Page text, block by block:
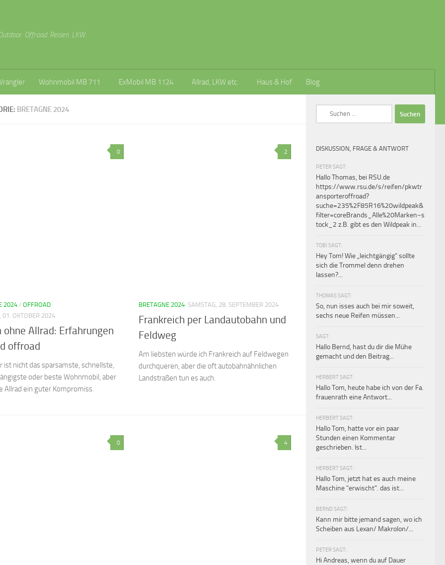
Offroad. Reisen. LKW.
Wohnmobil MB 711 ExMobil MB 1124 Allrad, LKW etc. Haus & Hof Blog
BRETAGNE 2024
0
2024 / OFFROAD
01. OKTOBER 2024
ohne Allrad: Erfahrungen
offroad
ist nicht das sparsamste, schnellste,
oder beste Wohnmobil, aber
Allrad ein guter Kompromiss.
2
BRETAGNE 2024 SAMSTAG, 28. SEPTEMBER 2024
Frankreich per Landautobahn und
Feldweg
Am liebsten würde ich Frankreich auf Feldwegen
durchqueren, aber die oft autobahnähnlichen
Landstraßen tun es auch.
0 4
DISKUSSION, FRAGE & ANTWORT
PETER SAGT:
Hallo Thomas, bei RSU.de
https://www.rsu.de/s/reifen/pkwtr
ansporteroffroad?
suche=235%2F85R16%20wildpeak&
filter=coreBrands_Alle%20Marken~s
tock_2 z.B. gibt es den Wildpeak in...
TOBI SAGT:
Hey Tom! Wie „leichtgängig“ sollte
sich die Trommel denn drehen
lassen?...
THOMAS SAGT:
So, nun isses auch bei mir soweit,
sechs neue Reifen müssen...
SAGT:
Hallo Bernd, hast du dir die Mühe
gemacht und den Beitrag...
HERBERT SAGT:
Hallo Tom, heute habe ich von der Fa.
frauenrath eine Antwort...
HERBERT SAGT:
Hallo Tom, hatte vor ein paar
Stunden einen Kommentar
geschrieben. Ist...
HERBERT SAGT:
Hallo Tom, jetzt hat es auch meine
Maschine "erwischt". das ist...
BERND SAGT:
Kann mir bitte jemand sagen, wo ich
Scheiben aus Lexan/ Makrolon/...
PETER SAGT:
Hi Andreas, wenn du auf Dauer